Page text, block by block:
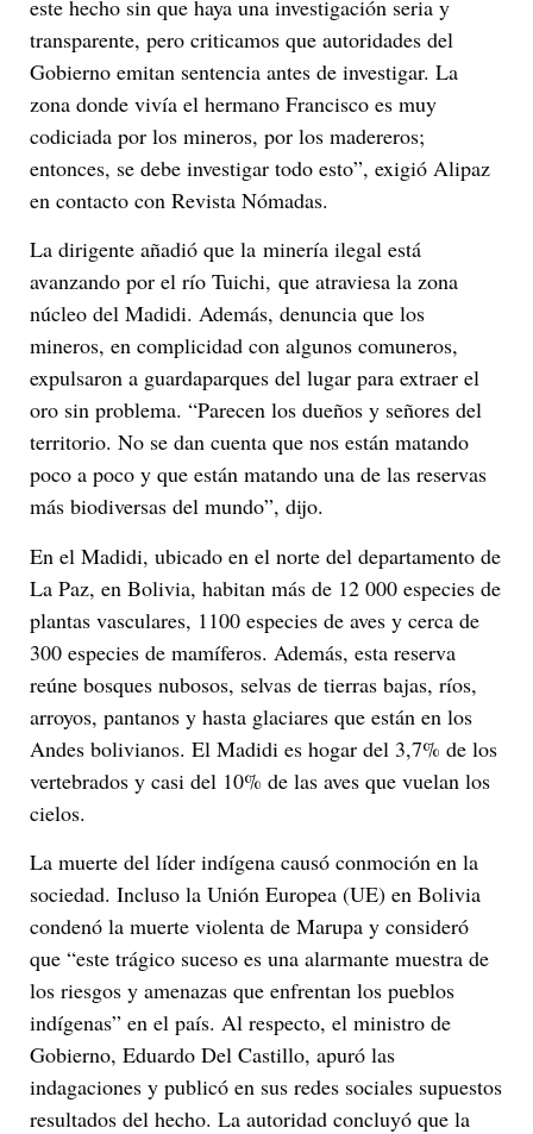
este hecho sin que haya una investigación seria y
transparente, pero criticamos que autoridades del
Gobierno emitan sentencia antes de investigar. La
zona donde vivía el hermano Francisco es muy
codiciada por los mineros, por los madereros;
entonces, se debe investigar todo esto”, exigió Alipaz
en contacto con Revista Nómadas.
La dirigente añadió que la minería ilegal está
avanzando por el río Tuichi, que atraviesa la zona
núcleo del Madidi. Además, denuncia que los
mineros, en complicidad con algunos comuneros,
expulsaron a guardaparques del lugar para extraer el
oro sin problema. “Parecen los dueños y señores del
territorio. No se dan cuenta que nos están matando
poco a poco y que están matando una de las reservas
más biodiversas del mundo”, dijo.
En el Madidi, ubicado en el norte del departamento de
La Paz, en Bolivia, habitan más de 12 000 especies de
plantas vasculares, 1100 especies de aves y cerca de
300 especies de mamíferos. Además, esta reserva
reúne bosques nubosos, selvas de tierras bajas, ríos,
arroyos, pantanos y hasta glaciares que están en los
Andes bolivianos. El Madidi es hogar del 3,7% de los
vertebrados y casi del 10% de las aves que vuelan los
cielos.
La muerte del líder indígena causó conmoción en la
sociedad. Incluso la Unión Europea (UE) en Bolivia
condenó la muerte violenta de Marupa y consideró
que “este trágico suceso es una alarmante muestra de
los riesgos y amenazas que enfrentan los pueblos
indígenas” en el país. Al respecto, el ministro de
Gobierno, Eduardo Del Castillo, apuró las
indagaciones y publicó en sus redes sociales supuestos
resultados del hecho. La autoridad concluyó que la